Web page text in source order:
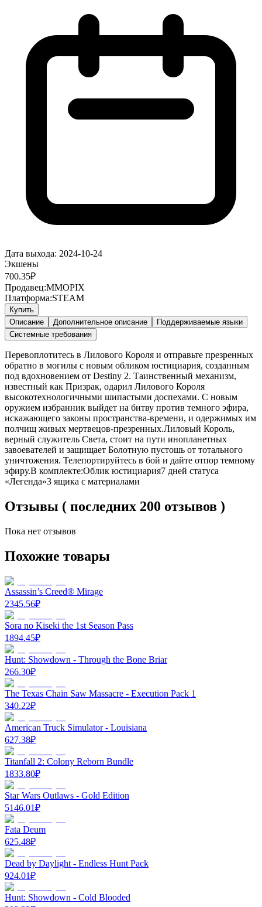
Дата выхода: 2024-10-24
Экшены
700.35₽
Продавец:MMOPIX
Платформа:STEAM
Купить
Описание
Дополнительное описание
Поддерживаемые языки
Системные требования
Перевоплотитесь в Лилового Короля и отправьте презренных
обратно в могилы с новым обликом юстициария, созданным
под вдохновением от Destiny 2. Таинственный механизм,
известный как Призрак, одарил Лилового Короля
высокотехнологичными шипастыми доспехами. С новым
оружием избранник выйдет на битву против темного эфира,
искажающего законы пространства-времени, и одержимых им
полчищ живых мертвецов-презренных.Лиловый Король,
верный служитель Света, стоит на пути инопланетных
завоевателей и защищает Болотную пустошь от тотального
уничтожения. Телепортируйтесь в бой и дайте отпор темному
эфиру.В комплекте:Облик юстициария7 дней статуса
«Легенда»3 ящика с материалами
Отзывы ( последних 200 отзывов )
Пока нет отзывов
Похожие товары
Assassin’s Creed® Mirage
2345.56₽
Sora no Kiseki the 1st Season Pass
1894.45₽
Hunt: Showdown - Through the Bone Briar
266.30₽
The Texas Chain Saw Massacre - Execution Pack 1
340.22₽
American Truck Simulator - Louisiana
627.38₽
Titanfall 2: Colony Reborn Bundle
1833.80₽
Star Wars Outlaws - Gold Edition
5146.01₽
Fata Deum
625.48₽
Dead by Daylight - Endless Hunt Pack
924.01₽
Hunt: Showdown - Cold Blooded